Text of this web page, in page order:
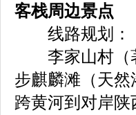
客栈周边景点
线路规划：
李家山村（著
步麒麟滩（天
跨黄河到对岸